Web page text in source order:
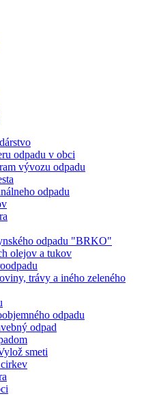
odpadu v obci
vývozu odpadu
odpadu
odpadu "BRKO"
olejov a tukov
trávy a iného zeleného
odpadu
odpad
smeti